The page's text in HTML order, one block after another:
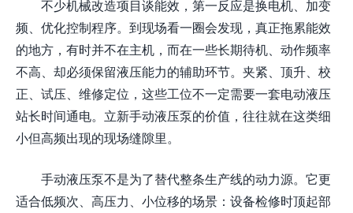
不少机械改造项目谈能效，第一反应是换电机、加变
频、优化控制程序。到现场看一圈会发现，真正拖累能效
的地方，有时并不在主机，而在一些长期待机、动作频率
不高、却必须保留液压能力的辅助环节。夹紧、顶升、校
正、试压、维修定位，这些工位不一定需要一套电动液压
站长时间通电。立新手动液压泵的价值，往往就在这类细
小但高频出现的现场缝隙里。
手动液压泵不是为了替代整条生产线的动力源。它更
适合低频次、高压力、小位移的场景：设备检修时顶起部